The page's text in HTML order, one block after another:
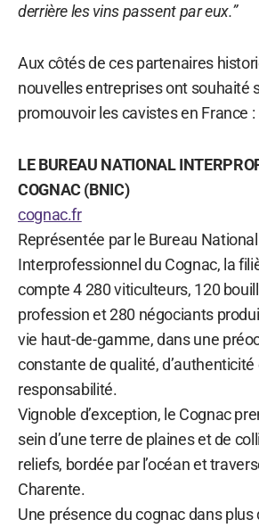
derrière les vins passent par eux.”
Aux côtés de ces partenaires
nouvelles entreprises ont souhaité
promouvoir les cavistes en France :
LE BUREAU NATIONAL
COGNAC (BNIC)
cognac.fr
Représentée par le Bureau National
Interprofessionnel du Cognac, la
compte 4 280 viticulteurs, 120
profession et 280 négociants
vie haut-de-gamme, dans une
constante de qualité, d’authenticité
responsabilité.
Vignoble d’exception, le Cognac
sein d’une terre de plaines et de
reliefs, bordée par l’océan et
Charente.
Une présence du cognac dans plus